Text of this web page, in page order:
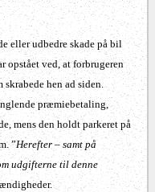
eller udbedre skade på bil
opstået ved, at forbrugeren
skrabede hen ad siden.
præmiebetaling,
mens den holdt parkeret på
”Herefter – samt på
udgifterne til denne